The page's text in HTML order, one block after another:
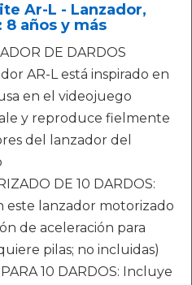
Ar-L - Lanzador,
8 años y más
DE DARDOS
AR-L está inspirado en
en el videojuego
y reproduce fielmente
del lanzador del
DE 10 DARDOS:
este lanzador motorizado
de aceleración para
pilas; no incluidas)
10 DARDOS: Incluye